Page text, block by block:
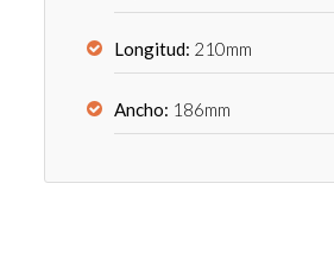
Longitud: 210mm
Ancho: 186mm